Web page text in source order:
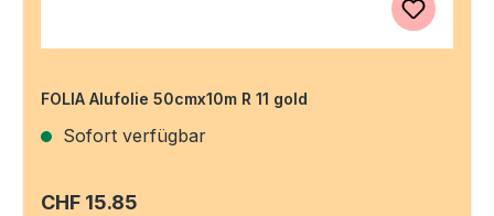
FOLIA Alufolie 50cmx10m R 11 gold
Sofort verfügbar
Regulärer Preis:
CHF 15.85